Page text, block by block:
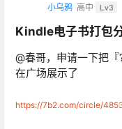
小乌鸦 高中 Lv3
Kindle电子书打包
@春哥，申请一下把
在广场展示了
https://7b2.com/circle/